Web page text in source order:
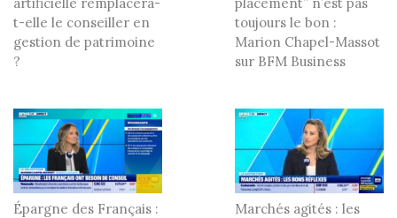
artificielle remplacera-
t-elle le conseiller en
gestion de patrimoine
?
placement” n’est pas
toujours le bon :
Marion Chapel-Massot
sur BFM Business
Épargne des Français :
Marchés agités : les